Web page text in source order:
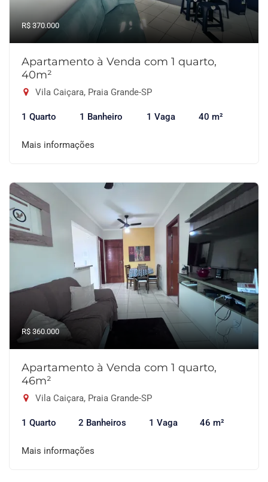
R$ 370.000
Apartamento à Venda com 1 quarto,
40m²
Vila Caiçara, Praia Grande-SP
1 Quarto 1 Banheiro 1 Vaga 40 m²
Mais informações
R$ 360.000
Apartamento à Venda com 1 quarto,
46m²
Vila Caiçara, Praia Grande-SP
1 Quarto 2 Banheiros 1 Vaga 46 m²
Mais informações